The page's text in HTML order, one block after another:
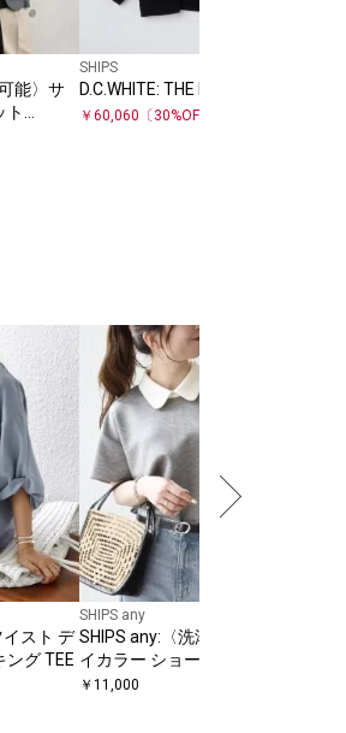
能〉サ
ト
SHIPS
D.C.WHITE: THE REEFER
￥ 60,060 〔30%OFF〕
イスト デ
ング TEE
SHIPS any
SHIPS any:〈洗濯機可能〉バ
イカラー ショートスリーブ プ
ルオーバー
￥ 11,000